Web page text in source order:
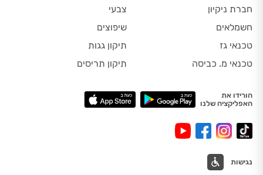
חברת ניקיון
חשמלאים
טכנאי גז
טכנאי מ. כביסה
צבעי
שיפוצים
תיקון גגות
תיקון תריסים
הורידו את
האפליקציה שלנו
נגישות